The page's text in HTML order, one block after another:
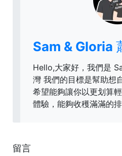
Sam & Gloria
Hello,大家好，我們是
灣 我們的目標是幫助想
希望能夠讓你以更划算
體驗，能夠收穫滿滿的
留言